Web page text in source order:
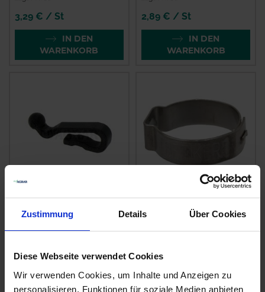
Zustimmung Details Über Cookies
Diese Webseite verwendet Cookies
Wir verwenden Cookies, um Inhalte und Anzeigen zu
personalisieren, Funktionen für soziale Medien anbieten
3,29 € / St
IN DEN
WARENKORB
2,89 € / St
IN DEN
WARENKORB
Sicherheitsklemme
2,16 € / St
Schlauchklemme
1,83 € / St
IN DEN